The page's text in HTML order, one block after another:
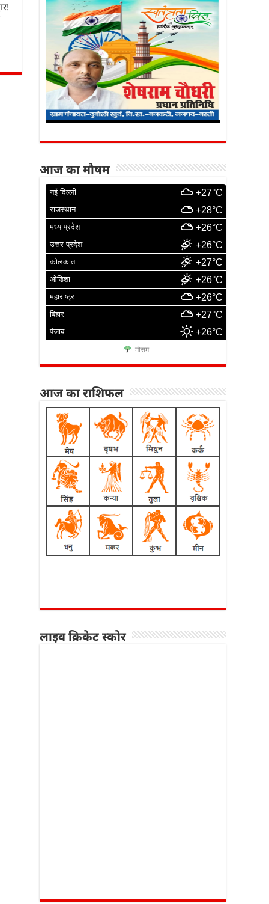
आज का मौषम
नई दिल्ली +27°C
राजस्थान +28°C
मध्य प्रदेश +26°C
उत्तर प्रदेश +26°C
कोलकाता +27°C
ओडिशा +26°C
महाराष्ट्र +26°C
बिहार +27°C
पंजाब +26°C
मौसम
आज का राशिफल
लाइव क्रिकेट स्कोर